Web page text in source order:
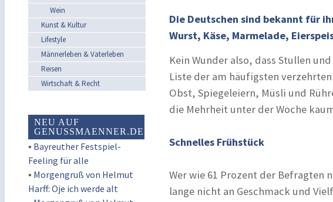
Wein
Kunst & Kultur
Lifestyle
Männerleben & Vaterleben
Reisen
Wirtschaft & Recht
NEU AUF
GENUSSMAENNER.DE
▪ Bayreuther Festspiel-
Feeling für alle
▪ Morgengruß von Helmut
Harff: Oje ich werde alt
Die Deutschen sind bekannt für
Wurst, Käse, Marmelade,
Kein Wunder also, dass Stullen
Liste der am häufigsten
Obst, Spiegeleiern, Müsli und
die Mehrheit unter der Woche
Schnelles Frühstück
Wer wie 61 Prozent der Befragten
lange nicht an Geschmack und